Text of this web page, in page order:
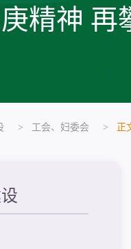
精神 再
> 工会、妇委会 > 正